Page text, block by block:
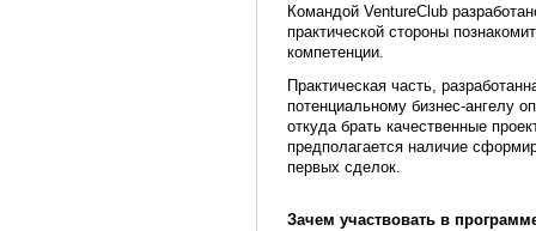
Командой VentureClub
практической стороны
компетенции.
Практическая часть,
потенциальному бизнес-ангелу
откуда брать качественные
предполагается наличие
первых сделок.
Зачем участвовать в